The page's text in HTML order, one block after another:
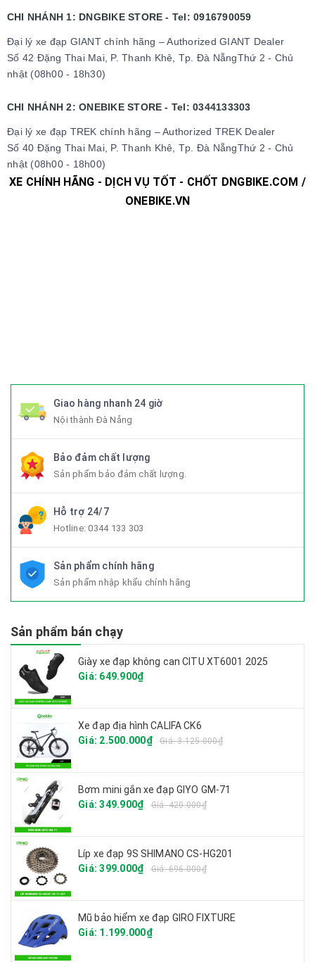
CHI NHÁNH 1: DNGBIKE STORE - Tel: 0916790059
Đại lý xe đạp GIANT chính hãng – Authorized GIANT Dealer
Số 42 Đặng Thai Mai, P. Thanh Khê, Tp. Đà NẵngThứ 2 - Chủ
nhật (08h00 - 18h30)
CHI NHÁNH 2: ONEBIKE STORE - Tel: 0344133303
Đại lý xe đạp TREK chính hãng – Authorized TREK Dealer
Số 40 Đặng Thai Mai, P. Thanh Khê, Tp. Đà NẵngThứ 2 - Chủ
nhật (08h00 - 18h00)
XE CHÍNH HÃNG - DỊCH VỤ TỐT - CHỐT DNGBIKE.COM /
ONEBIKE.VN
Giao hàng nhanh 24 giờ
Nội thành Đà Nẵng
Bảo đảm chất lượng
Sản phẩm bảo đảm chất lượng.
Hỗ trợ 24/7
Hotline:0344 133 303
Sản phẩm chính hãng
Sản phẩm nhập khẩu chính hãng
Sản phẩm bán chạy
Giày xe đạp không can CITU XT6001 2025
Giá: 649.900₫
Xe đạp địa hình CALIFA CK6
Giá: 2.500.000₫
Giá: 3.125.000₫
Bơm mini gắn xe đạp GIYO GM-71
Giá: 349.900₫
Giá: 420.000₫
Líp xe đạp 9S SHIMANO CS-HG201
Giá: 399.000₫
Giá: 696.000₫
Mũ bảo hiểm xe đạp GIRO FIXTURE
Giá: 1.199.000₫